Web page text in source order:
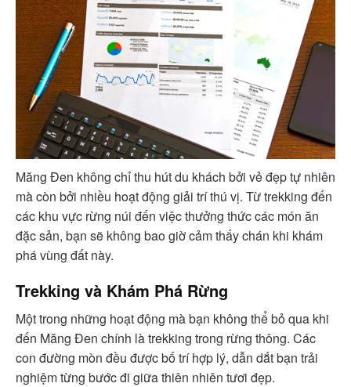
Măng Đen không chỉ thu hút du khách bởi vẻ đẹp tự nhiên
mà còn bởi nhiều hoạt động giải trí thú vị. Từ trekking đến
các khu vực rừng núi đến việc thưởng thức các món ăn
đặc sản, bạn sẽ không bao giờ cảm thấy chán khi khám
phá vùng đất này.
Trekking và Khám Phá Rừng
Một trong những hoạt động mà bạn không thể bỏ qua khi
đến Măng Đen chính là trekking trong rừng thông. Các
con đường mòn đều được bố trí hợp lý, dẫn dắt bạn trải
nghiệm từng bước đi giữa thiên nhiên tươi đẹp.